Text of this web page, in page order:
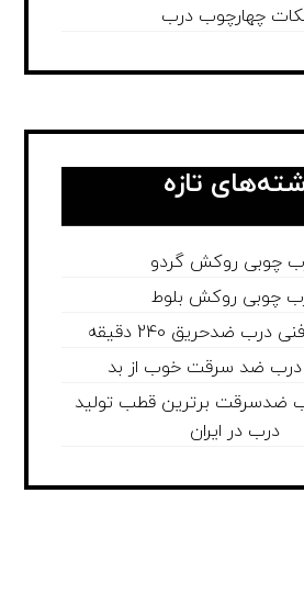
چهارچوب درب
تازه
چوبی روکش گردو
چوبی روکش بلوط
درب ضدحریق 240 دقیقه
ضد سرقت خوب از بد
ضدسرقت برترین قطب تولید
درب در ایران